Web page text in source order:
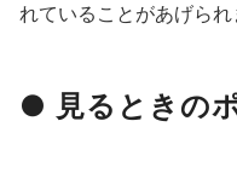
れていることがあげられ
● 見るときの